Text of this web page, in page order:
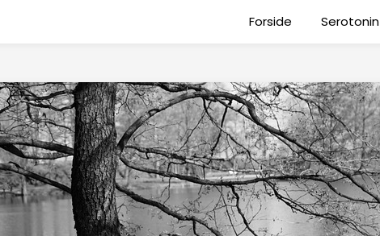
Forside Serotonin